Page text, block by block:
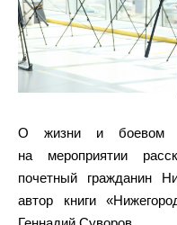
О жизни и боевом
на мероприятии
почетный гражданин
автор книги